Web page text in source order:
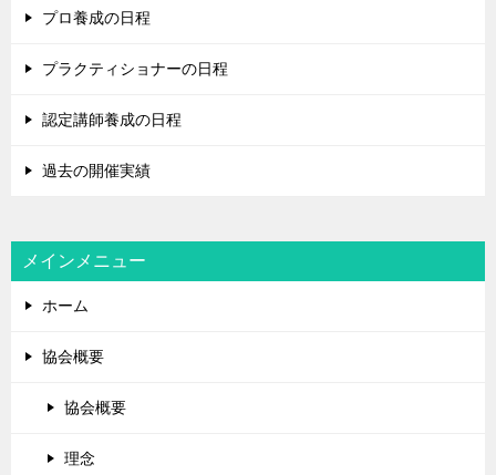
プロ養成の日程
プラクティショナーの日程
認定講師養成の日程
過去の開催実績
メインメニュー
ホーム
協会概要
協会概要
理念